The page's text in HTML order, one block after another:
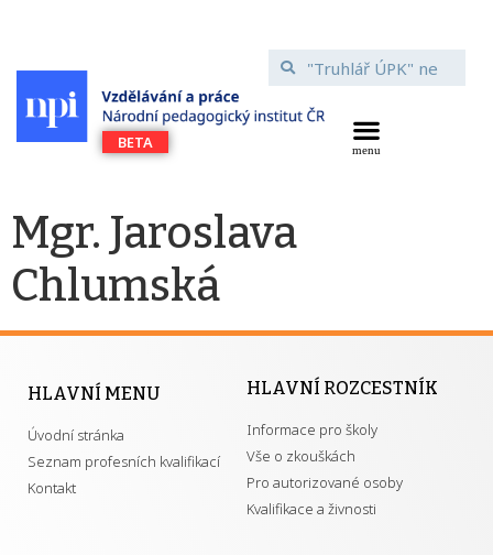
Mgr. Jaroslava
Chlumská
HLAVNÍ MENU
Úvodní stránka
Seznam profesních kvalifikací
Kontakt
HLAVNÍ ROZCESTNÍK
Informace pro školy
Vše o zkouškách
Pro autorizované osoby
Kvalifikace a živnosti